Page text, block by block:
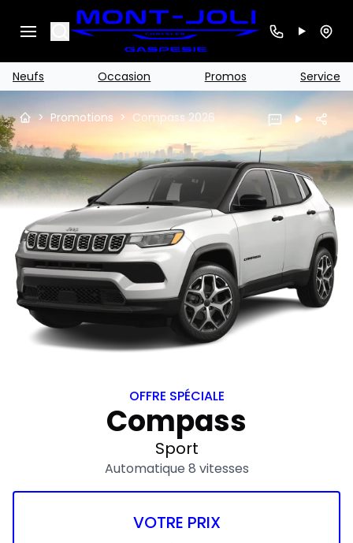
Search
Neufs Occasion Promos Service
> Promotions > Compass 2026
OFFRE SPÉCIALE
Compass
Sport
Automatique 8 vitesses
VOTRE PRIX